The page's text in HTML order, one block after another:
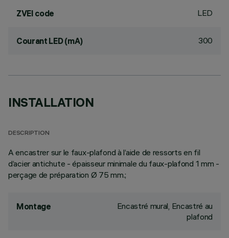
ZVEI code LED
Courant LED (mA) 300
INSTALLATION
DESCRIPTION
A encastrer sur le faux-plafond à l’aide de ressorts en fil
d’acier antichute - épaisseur minimale du faux-plafond 1 mm -
perçage de préparation Ø 75 mm.;
Montage
Encastré mural, Encastré au
plafond